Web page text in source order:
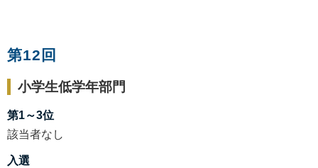
第12回
小学生低学年部門
第1～3位
該当者なし
入選